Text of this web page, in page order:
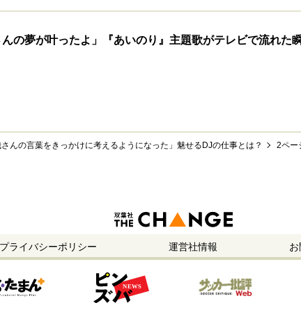
の夢が叶ったよ」『あいのり』主題歌がテレビで流れた
んの言葉をきっかけに考えるようになった」魅せるDJの仕事とは？ 2ペー
プライバシーポリシー 運営社情報